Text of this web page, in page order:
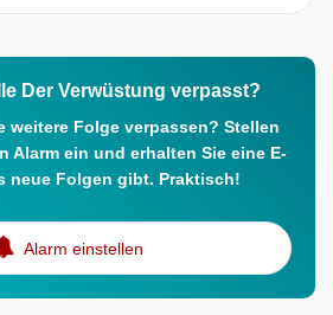
Der Verwüstung verpasst?
weitere Folge verpassen? Stellen
Alarm ein und erhalten Sie eine E-
neue Folgen gibt. Praktisch!
Alarm einstellen